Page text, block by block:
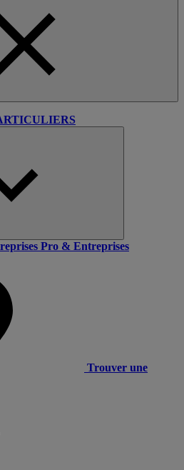
Pro & Entreprises
Trouver une